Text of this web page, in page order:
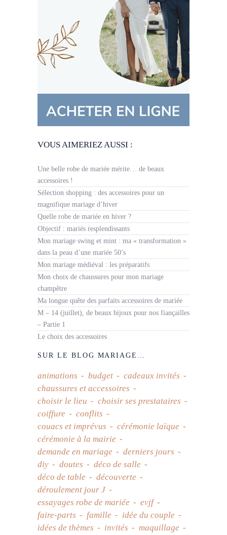
VOUS AIMERIEZ AUSSI :
Une belle robe de mariée mérite… de beaux
accessoires !
Sélection shopping : des accessoires pour un
magnifique mariage d’hiver
Quelle robe de mariée en hiver ?
Objectif : mariés resplendissants
Mon mariage swing et mint : ma « transformation »
dans la peau d’une mariée 50’s
Mon mariage médiéval : les préparatifs
Mon choix de chaussures pour mon mariage
champêtre
Ma longue quête des parfaits accessoires de mariée
M – 14 (juillet), de beaux bijoux pour nos fiançailles
– Partie 1
Le choix des accessoires
SUR LE BLOG MARIAGE…
animations budget
cadeaux invités
chaussures et accessoires
choisir le lieu
choisir ses prestataires
coiffure
conflits
couacs et imprévus
cérémonie laïque
cérémonie à la mairie
demande en mariage
derniers jours
diy
doutes
déco de salle
déco de table
découverte
déroulement jour J
essayages robe de mariée
evjf
faire-parts
famille
idée du couple
idées de thèmes
invités
maquillage